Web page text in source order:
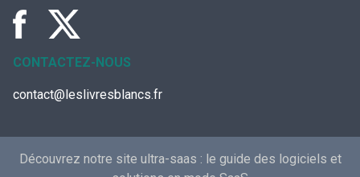
CONTACTEZ-NOUS
contact@leslivresblancs.fr
Découvrez notre site ultra-saas : le guide des logiciels et